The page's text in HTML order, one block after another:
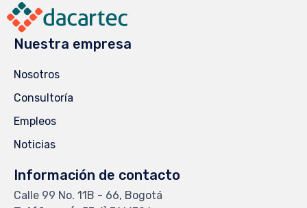
Nuestra empresa
Nosotros
Consultoría
Empleos
Noticias
Información de contacto
Calle 99 No. 11B - 66, Bogotá